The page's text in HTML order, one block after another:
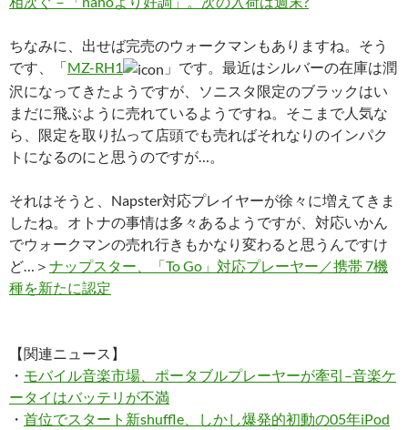
ちなみに、出せば完売のウォークマンもありますね。そう
です、「MZ-RH1
」です。最近はシルバーの在庫は潤
沢になってきたようですが、ソニスタ限定のブラックはい
まだに飛ぶように売れているようですね。そこまで人気な
ら、限定を取り払って店頭でも売ればそれなりのインパク
トになるのにと思うのですが…。
それはそうと、Napster対応プレイヤーが徐々に増えてきま
したね。オトナの事情は多々あるようですが、対応いかん
でウォークマンの売れ行きもかなり変わると思うんですけ
ど…＞ ナップスター、「To Go」対応プレーヤー／携帯 7機
種を新たに認定
【関連ニュース】
・ モバイル音楽市場、ポータブルプレーヤーが牽引–音楽ケ
ータイはバッテリが不満
・ 首位でスタート新shuffle、しかし爆発的初動の05年iPod